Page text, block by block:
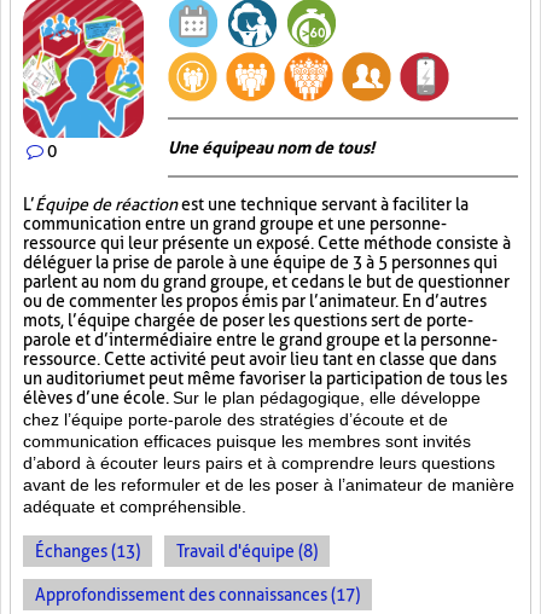
0 Une équipe au nom de tous!
L’Équipe de réactionest une technique servant à faciliter la
communication entre un grand groupe et une personne-
ressource qui leur présente un exposé. Cette méthode consiste à
déléguer la prise de parole à une équipe de 3 à 5 personnes qui
parlent au nom du grand groupe, et ce dans le but de questionner
ou de commenter les propos émis par l’animateur. En d’autres
mots, l’équipe chargée de poser les questions sert de porte-
parole et d’intermédiaire entre le grand groupe et la personne-
ressource. Cette activité peut avoir lieu tant en classe que dans
un auditorium et peut même favoriser la participation de tous les
élèves d’une école. Sur le plan pédagogique, elle développe
chez l’équipe porte-parole des stratégies d’écoute et de
communication efficaces puisque les membres sont invités
d’abord à écouter leurs pairs et à comprendre leurs questions
avant de les reformuler et de les poser à l’animateur de manière
adéquate et compréhensible.
Échanges (13) Travail d'équipe (8)
Approfondissement des connaissances (17)